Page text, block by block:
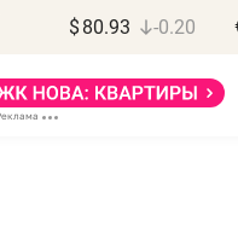
$ 80.93 -0.20